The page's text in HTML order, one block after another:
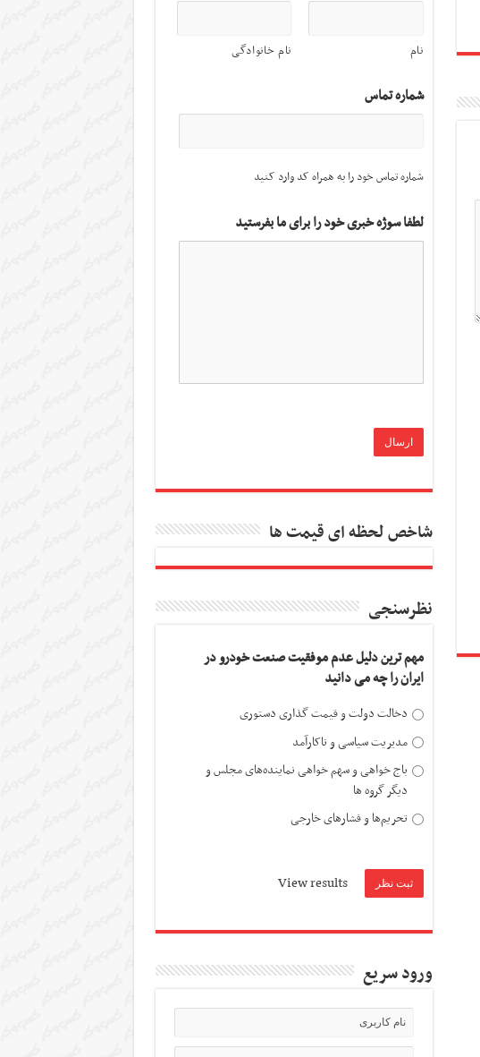
نام نام خانوادگی
شماره تماس
شماره تماس خود را به همراه کد وارد کنید
لطفا سوژه خبری خود را برای ما بفرستید
شاخص لحظه ای قیمت ها
نظرسنجی
مهم ترین دلیل عدم موفقیت صنعت خودرو در
ایران را چه می دانید
دخالت دولت و قیمت گذاری دستوری
مدیریت سیاسی و ناکارآمد
باج خواهی و سهم خواهی نماینده‌های مجلس و
دیگر گروه ها
تحریم‌ها و فشارهای خارجی
View results
ورود سریع